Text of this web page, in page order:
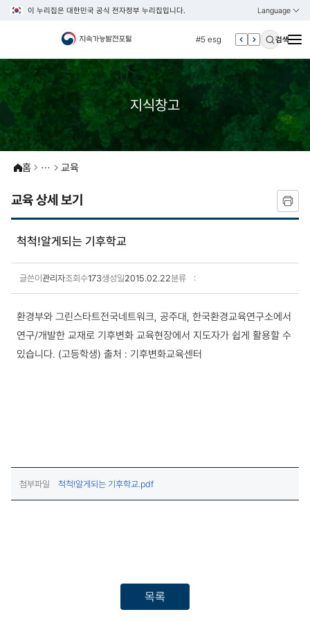
이 누리집은 대한민국 공식 전자정부 누리집입니다. Language
열기
KOREAN
ENGLISH
#5 esg
#6 빈곤
#7 un
#1 경제
검색
지식창고
홈 교육
교육 상세 보기
척척!알게되는 기후학교
글쓴이 관리자조회수173생성일2015.02.22분류
환경부와 그린스타트전국네트워크, 공주대, 한국환경교육연구소에서
연구/개발한 교재로 기후변화 교육현장에서 지도자가 쉽게 활용할 수
있습니다. (고등학생) 출처 : 기후변화교육센터
첨부파일 척척!알게되는 기후학교.pdf(다운로드)
목록